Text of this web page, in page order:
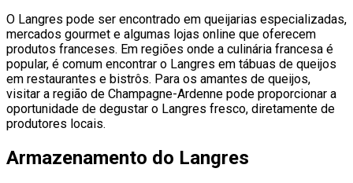
O Langres pode ser encontrado em queijarias especializadas,
mercados gourmet e algumas lojas online que oferecem
produtos franceses. Em regiões onde a culinária francesa é
popular, é comum encontrar o Langres em tábuas de queijos
em restaurantes e bistrôs. Para os amantes de queijos,
visitar a região de Champagne-Ardenne pode proporcionar a
oportunidade de degustar o Langres fresco, diretamente de
produtores locais.
Armazenamento do Langres